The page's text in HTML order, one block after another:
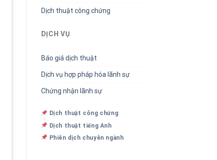
Dịch thuật công chứng
DỊCH VỤ
Báo giá dịch thuật
Dịch vụ hợp pháp hóa lãnh sự
Chứng nhận lãnh sự
Dịch thuật công chứng
Dịch thuật tiếng Anh
Phiên dịch chuyên ngành